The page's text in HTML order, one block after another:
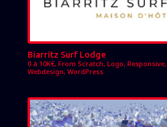
Biarritz Surf Lodge
0 à 10K€, From Scratch, Logo, Responsive,
Webdesign, WordPress